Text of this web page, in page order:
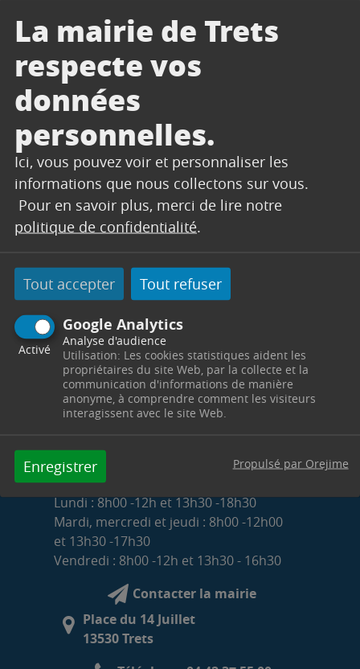
La mairie de Trets
respecte vos
données
personnelles.
Ici, vous pouvez voir et personnaliser les
informations que nous collectons sur vous.
Pour en savoir plus, merci de lire notre
politique de confidentialité.
Tout accepter Tout refuser
Google Analytics
Activé
Analyse d'audience
Utilisation: Les cookies statistiques aident les
propriétaires du site Web, par la collecte et la
communication d'informations de manière
anonyme, à comprendre comment les visiteurs
interagissent avec le site Web.
Enregistrer Propulsé par Orejime
VOIR LES ÉVÉNEMENTS PASSÉS
HORAIRES D'OUVERTURE DE LA MAIRIE
Lundi : 8h00 -12h et 13h30 -18h30
Mardi, mercredi et jeudi : 8h00 -12h00
et 13h30 -17h30
Vendredi : 8h00 -12h et 13h30 - 16h30
Contacter la mairie
Place du 14 Juillet
13530 Trets